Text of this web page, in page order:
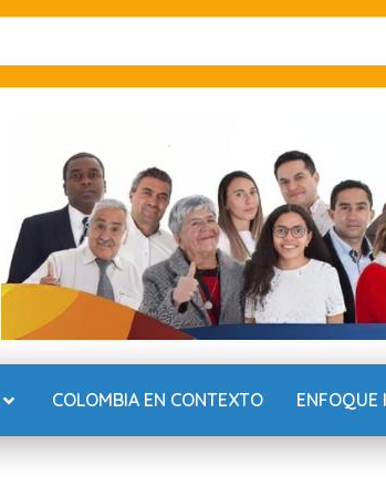
COLOMBIA EN CONTEXTO ENFOQUE